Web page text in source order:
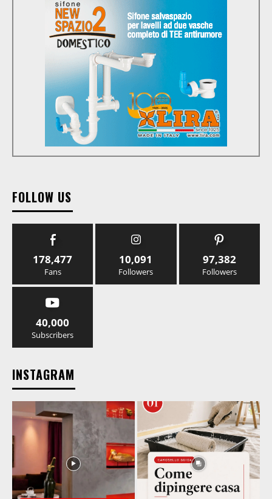
FOLLOW US
178,477
Fans
10,091
Followers
97,382
Followers
40,000
Subscribers
INSTAGRAM